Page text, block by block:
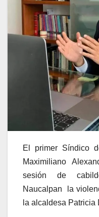
El primer Síndico
Maximiliano
sesión de
Naucalpan la
la alcaldesa Patricia